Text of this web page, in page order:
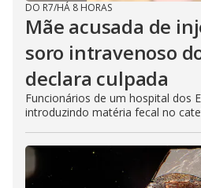
DO R7/HÁ 8 HORAS
Mãe acusada de
soro intravenoso
declara culpada
Funcionários de um hospital dos
introduzindo matéria fecal no